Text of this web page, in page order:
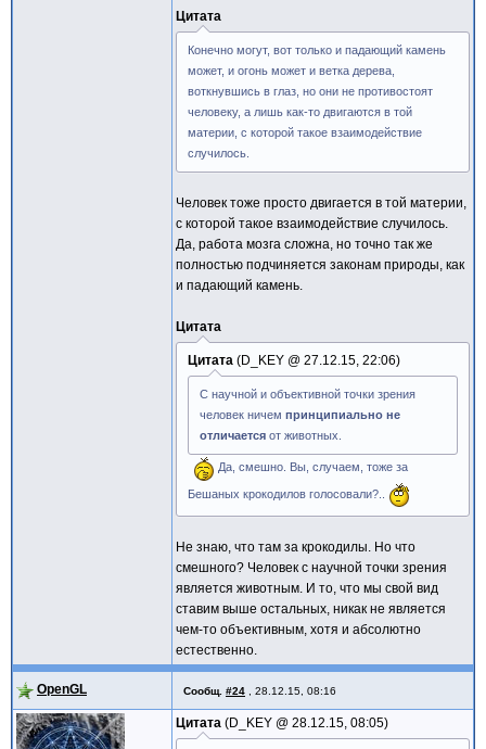
Цитата
Конечно могут, вот только и падающий камень
может, и огонь может и ветка дерева,
воткнувшись в глаз, но они не противостоят
человеку, а лишь как-то двигаются в той
материи, с которой такое взаимодействие
случилось.
Человек тоже просто двигается в той материи,
с которой такое взаимодействие случилось.
Да, работа мозга сложна, но точно так же
полностью подчиняется законам природы, как
и падающий камень.
Цитата
Цитата D_KEY @ 27.12.15, 22:06
С научной и объективной точки зрения
человек ничем принципиально не
отличается от животных.
Да, смешно. Вы, случаем, тоже за
Бешаных крокодилов голосовали?..
Не знаю, что там за крокодилы. Но что
смешного? Человек с научной точки зрения
является животным. И то, что мы свой вид
ставим выше остальных, никак не является
чем-то объективным, хотя и абсолютно
естественно.
OpenGL Сообщ. #24 28.12.15, 08:16
Цитата D_KEY @ 28.12.15, 08:05